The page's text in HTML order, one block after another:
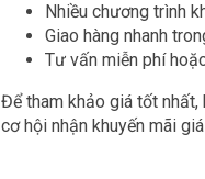
Nhiều chương trình
Giao hàng nhanh
Tư vấn miễn phí
Để tham khảo giá tốt
cơ hội nhận khuyến mãi